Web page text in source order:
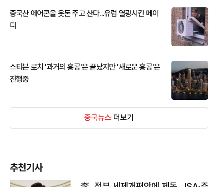
중국산 에어콘을 웃돈 주고 산다...유럽 열광시킨 메이
디
스티븐 로치 '과거의 홍콩'은 끝났지만 '새로운 홍콩'은
진행중
중국뉴스 더보기
추천기사